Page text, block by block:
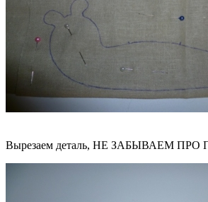
Вырезаем деталь, НЕ ЗАБЫВАЕМ